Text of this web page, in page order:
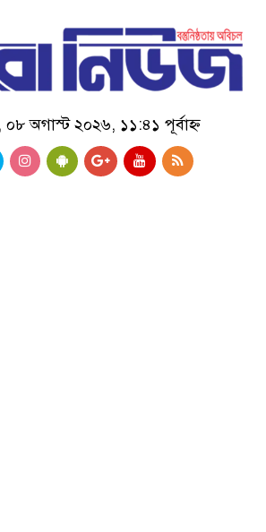
০৮ অগাস্ট ২০২৬, ১১:৪১ পূর্বাহ্ন